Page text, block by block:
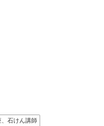
石けん講師